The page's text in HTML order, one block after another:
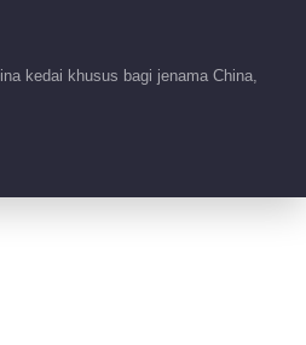
kedai khusus bagi jenama China,